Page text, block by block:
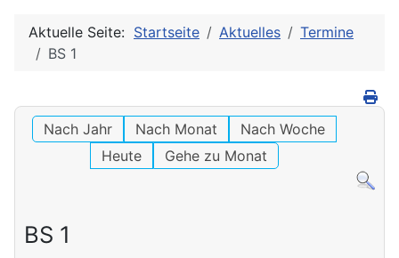
Aktuelle Seite: Startseite Aktuelles
Termine
BS 1
Nach Jahr Nach Monat
Nach Woche
Heute
Gehe zu Monat
BS 1